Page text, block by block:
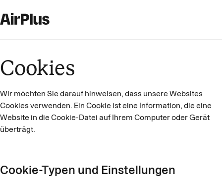
Cookies
Wir möchten Sie darauf hinweisen, dass unsere Websites
Cookies verwenden. Ein Cookie ist eine Information, die eine
Website in die Cookie-Datei auf Ihrem Computer oder Gerät
überträgt.
Cookie-Typen und Einstellungen